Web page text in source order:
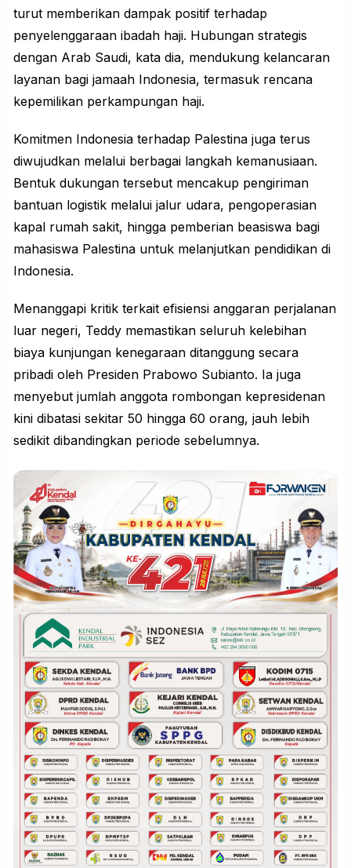
turut memberikan dampak positif terhadap
penyelenggaraan ibadah haji. Hubungan strategis
dengan Arab Saudi, kata dia, mendukung kelancaran
layanan bagi jamaah Indonesia, termasuk rencana
kepemilikan perkampungan haji.
Komitmen Indonesia terhadap Palestina juga terus
diwujudkan melalui berbagai langkah kemanusiaan.
Bentuk dukungan tersebut mencakup pengiriman
bantuan logistik melalui jalur udara, pengoperasian
kapal rumah sakit, hingga pemberian beasiswa bagi
mahasiswa Palestina untuk melanjutkan pendidikan di
Indonesia.
Menanggapi kritik terkait efisiensi anggaran perjalanan
luar negeri, Teddy memastikan seluruh kelebihan
biaya kunjungan kenegaraan ditanggung secara
pribadi oleh Presiden Prabowo Subianto. Ia juga
menyebut jumlah anggota rombongan kepresidenan
kini dibatasi sekitar 50 hingga 60 orang, jauh lebih
sedikit dibandingkan periode sebelumnya.